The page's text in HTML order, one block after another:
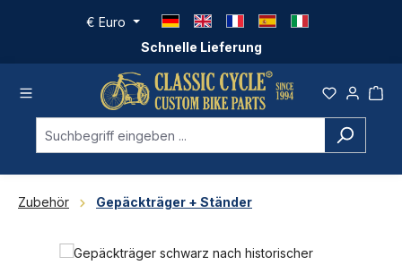
Zum Hauptinhalt springen
Schnelle Lieferung
€ Euro
Zubehör Gepäckträger + Ständer
Bildergalerie überspringen